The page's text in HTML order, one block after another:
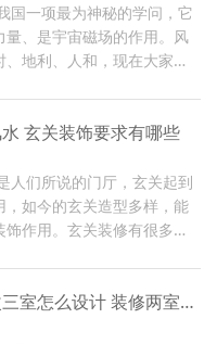
一项最为神秘的学问，它
量、是宇宙磁场的作用。风
、地利、人和，现在大家在
忌。那么下面东游装饰的
玄关装饰要求有哪些
们所说的门厅，玄关起到
，如今的玄关造型多样，能
饰作用。玄关装修有很多风
影响到主人的事业。下面小装修两室改三室怎么设计 装修两室注意事项